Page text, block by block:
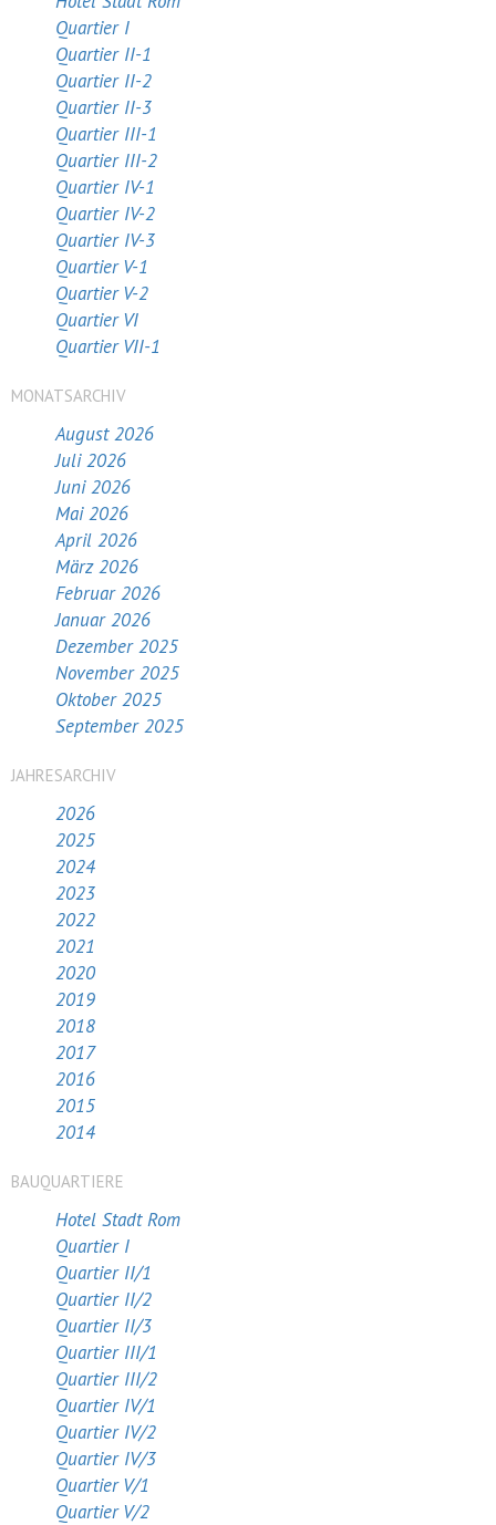
Quartier I
Quartier II-1
Quartier II-2
Quartier II-3
Quartier III-1
Quartier III-2
Quartier IV-1
Quartier IV-2
Quartier IV-3
Quartier V-1
Quartier V-2
Quartier VI
Quartier VII-1
MONATSARCHIV
August 2026
Juli 2026
Juni 2026
Mai 2026
April 2026
März 2026
Februar 2026
Januar 2026
Dezember 2025
November 2025
Oktober 2025
September 2025
JAHRESARCHIV
2026
2025
2024
2023
2022
2021
2020
2019
2018
2017
2016
2015
2014
BAUQUARTIERE
Hotel Stadt Rom
Quartier I
Quartier II/1
Quartier II/2
Quartier II/3
Quartier III/1
Quartier III/2
Quartier IV/1
Quartier IV/2
Quartier IV/3
Quartier V/1
Quartier V/2